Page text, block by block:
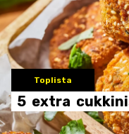
Toplista
5 extra